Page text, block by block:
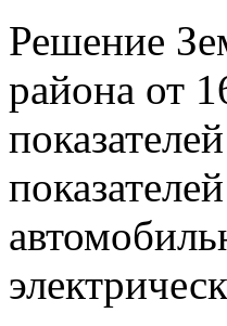
Решение
района от